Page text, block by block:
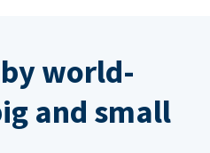
world-
and small